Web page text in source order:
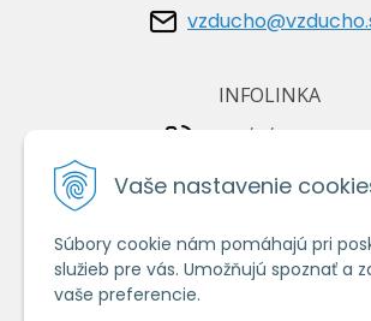
Vaše nastavenie
Súbory cookie nám pomáhajú pri
služieb pre vás. Umožňujú spoznať a
vaše preferencie.
INFOLINKA
+421/2/4464 0134
+421/903 729 042
VŠETKO O NÁKUPE
Obchodné podmienky